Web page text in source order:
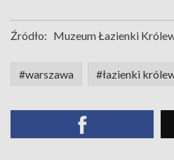
Źródło: Muzeum Łazienki
#warszawa #łazienki